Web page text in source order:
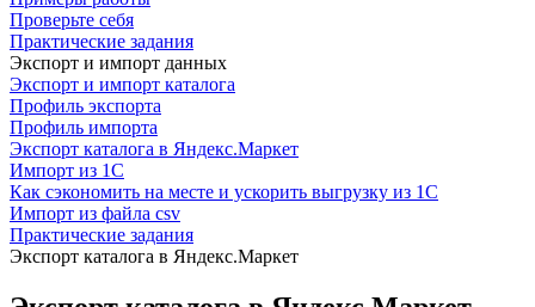
Проверьте себя
Практические задания
Экспорт и импорт данных
Экспорт и импорт каталога
Профиль экспорта
Профиль импорта
Экспорт каталога в Яндекс.Маркет
Импорт из 1С
Как сэкономить на месте и ускорить выгрузку из 1С
Импорт из файла csv
Практические задания
Экспорт каталога в Яндекс.Маркет